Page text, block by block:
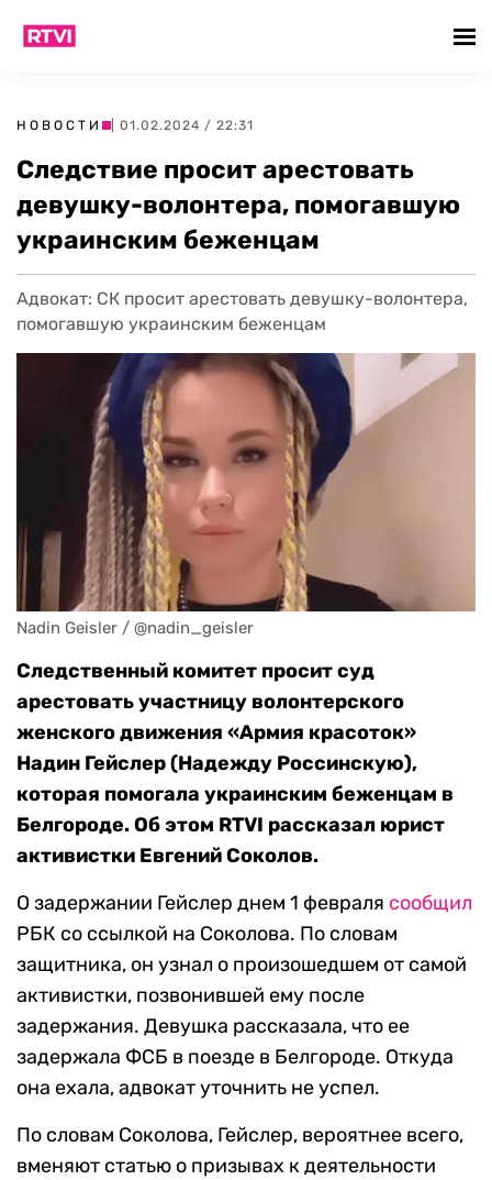
НОВОСТИ | 01.02.2024 / 22:31
Следствие просит арестовать
девушку-волонтера, помогавшую
украинским беженцам
Адвокат: СК просит арестовать девушку-волонтера,
помогавшую украинским беженцам
Nadin Geisler / @nadin_geisler
Следственный комитет проситсуд
арестоватьучастницу волонтерского
женского движения «Армия красоток»
Надин Гейслер (Надежду Россинскую),
которая помогала украинским беженцам в
Белгороде. Об этом RTVI рассказал юрист
активистки Евгений Соколов.
О задержании Гейслер днем 1 февраля сообщил
РБК со ссылкой на Соколова. По словам
защитника, он узнал о произошедшем от самой
активистки, позвонившей ему после
задержания. Девушка рассказала, что ее
задержала ФСБ в поезде в Белгороде. Откуда
она ехала, адвокат уточнить не успел.
По словам Соколова, Гейслер, вероятнее всего,
вменяют статью о призывах к деятельности